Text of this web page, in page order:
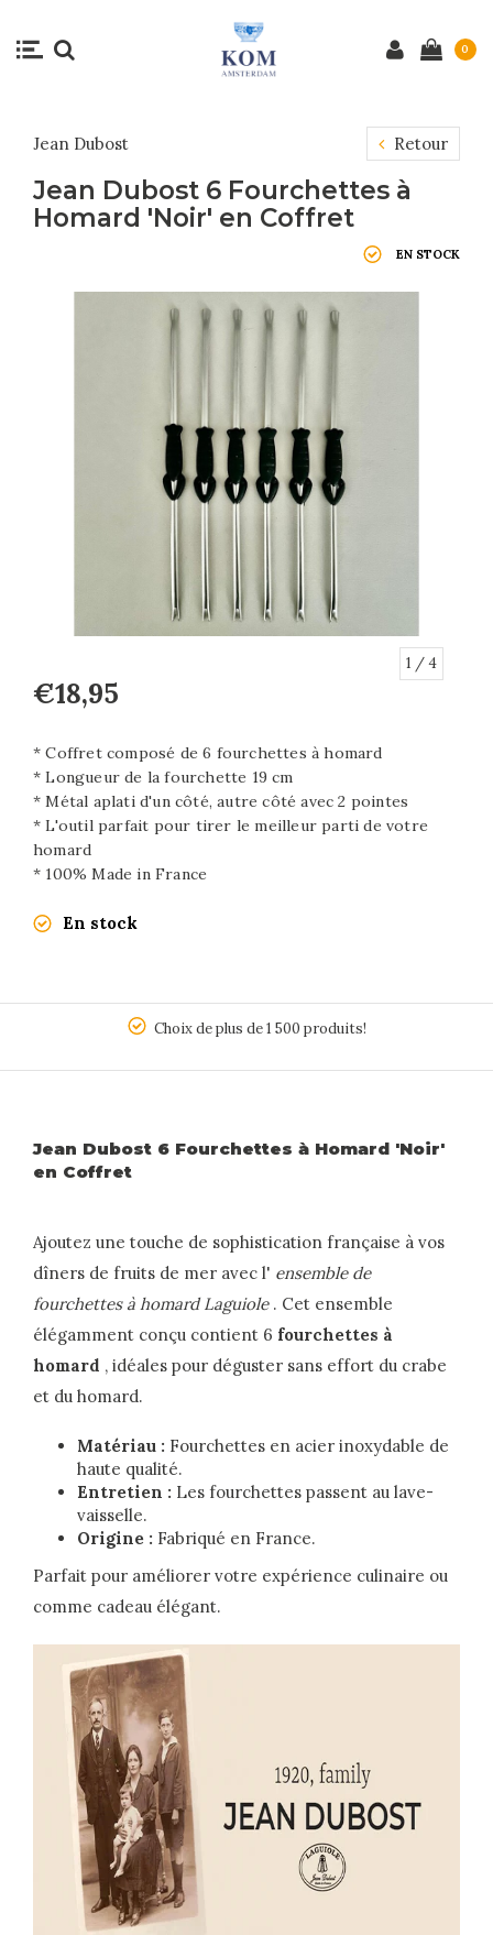
0
Jean Dubost Retour
Jean Dubost 6 Fourchettes à
Homard 'Noir' en Coffret
EN STOCK
1 / 4
€18,95
* Coffret composé de 6 fourchettes à homard
* Longueur de la fourchette 19 cm
* Métal aplati d'un côté, autre côté avec 2 pointes
* L'outil parfait pour tirer le meilleur parti de votre
homard
* 100% Made in France
En stock
Choix de plus de 1 500 produits!
Jean Dubost 6 Fourchettes à Homard 'Noir'
en Coffret
Ajoutez une touche de sophistication française à vos
dîners de fruits de mer avec l' ensemble de
fourchettes à homard Laguiole. Cet ensemble
élégamment conçu contient 6 fourchettes à
homard , idéales pour déguster sans effort du crabe
et du homard.
Matériau : Fourchettes en acier inoxydable de
haute qualité.
Entretien : Les fourchettes passent au lave-
vaisselle.
Origine : Fabriqué en France.
Parfait pour améliorer votre expérience culinaire ou
comme cadeau élégant.